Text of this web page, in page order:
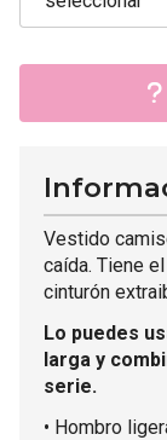
Vestido
caída. Tiene
cinturón
Lo puedes
larga y
serie.
• Hombro